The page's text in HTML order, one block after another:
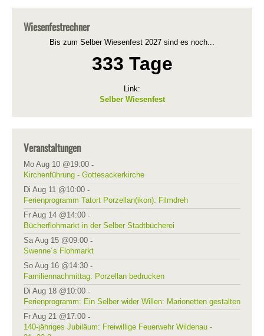
Wiesenfestrechner
Bis zum Selber Wiesenfest 2027 sind es noch...
333 Tage
Link:
Selber Wiesenfest
Veranstaltungen
Mo Aug 10 @19:00 -
Kirchenführung - Gottesackerkirche
Di Aug 11 @10:00 -
Ferienprogramm Tatort Porzellan(ikon): Filmdreh
Fr Aug 14 @14:00 -
Bücherflohmarkt in der Selber Stadtbücherei
Sa Aug 15 @09:00 -
Swenne´s Flohmarkt
So Aug 16 @14:30 -
Familiennachmittag: Porzellan bedrucken
Di Aug 18 @10:00 -
Ferienprogramm: Ein Selber wider Willen: Marionetten gestalten
Fr Aug 21 @17:00 -
140-jähriges Jubiläum: Freiwillige Feuerwehr Wildenau -